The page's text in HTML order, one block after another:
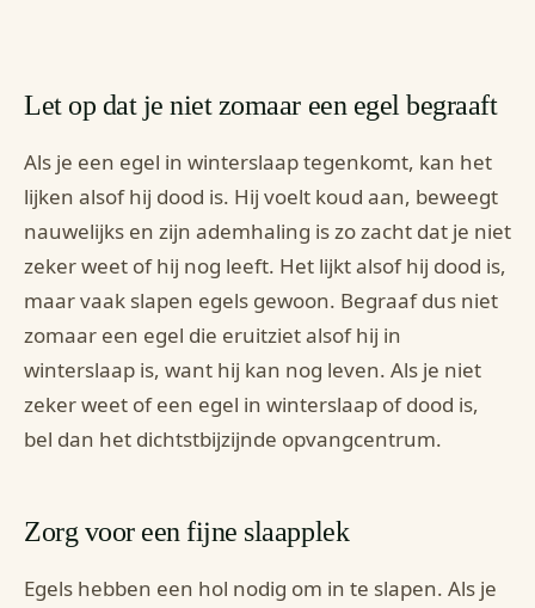
Let op dat je niet zomaar een egel begraaft
Als je een egel in winterslaap tegenkomt, kan het
lijken alsof hij dood is. Hij voelt koud aan, beweegt
nauwelijks en zijn ademhaling is zo zacht dat je niet
zeker weet of hij nog leeft. Het lijkt alsof hij dood is,
maar vaak slapen egels gewoon. Begraaf dus niet
zomaar een egel die eruitziet alsof hij in
winterslaap is, want hij kan nog leven. Als je niet
zeker weet of een egel in winterslaap of dood is,
bel dan het dichtstbijzijnde opvangcentrum.
Zorg voor een fijne slaapplek
Egels hebben een hol nodig om in te slapen. Als je